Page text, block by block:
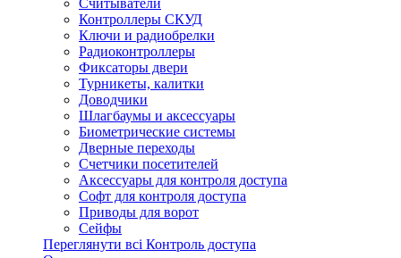
Считыватели
Контроллеры СКУД
Ключи и радиобрелки
Радиоконтроллеры
Фиксаторы двери
Турникеты, калитки
Доводчики
Шлагбаумы и аксессуары
Биометрические системы
Дверные переходы
Счетчики посетителей
Аксессуары для контроля доступа
Софт для контроля доступа
Приводы для ворот
Сейфы
Переглянути всі Контроль доступа